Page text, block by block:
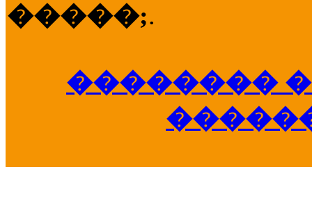
�����;.
��������